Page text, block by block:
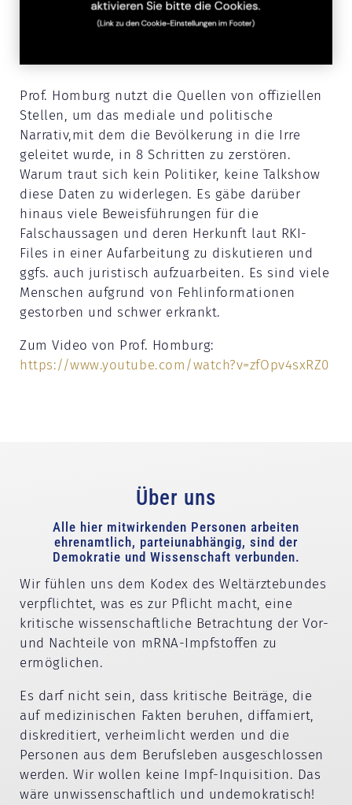
Prof. Homburg nutzt die Quellen von offiziellen
Stellen, um das mediale und politische
Narrativ,mit dem die Bevölkerung in die Irre
geleitet wurde, in 8 Schritten zu zerstören.
Warum traut sich kein Politiker, keine Talkshow
diese Daten zu widerlegen. Es gäbe darüber
hinaus viele Beweisführungen für die
Falschaussagen und deren Herkunft laut RKI-
Files in einer Aufarbeitung zu diskutieren und
ggfs. auch juristisch aufzuarbeiten. Es sind viele
Menschen aufgrund von Fehlinformationen
gestorben und schwer erkrankt.
Zum Video von Prof. Homburg:
https://www.youtube.com/watch?v=zfOpv4sxRZ0
Über uns
Alle hier mitwirkenden Personen arbeiten
ehrenamtlich, parteiunabhängig, sind der
Demokratie und Wissenschaft verbunden.
Wir fühlen uns dem Kodex des Weltärztebundes
verpflichtet, was es zur Pflicht macht, eine
kritische wissenschaftliche Betrachtung der Vor-
und Nachteile von mRNA-Impfstoffen zu
ermöglichen.
Es darf nicht sein, dass kritische Beiträge, die
auf medizinischen Fakten beruhen, diffamiert,
diskreditiert, verheimlicht werden und die
Personen aus dem Berufsleben ausgeschlossen
werden. Wir wollen keine Impf-Inquisition. Das
wäre unwissenschaftlich und undemokratisch!